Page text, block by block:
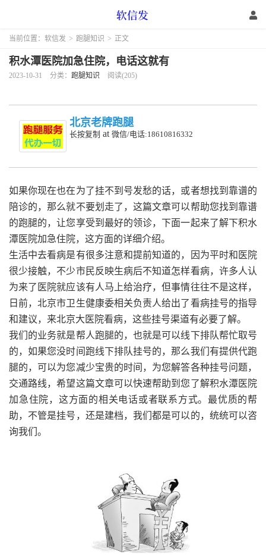
当前位置： 软信发 > 跑腿知识 > 正文
积水潭医院加急住院，电话这就有
2023-10-31 分类： 跑腿知识 阅读(205)
北京老牌跑腿
长按复制 at 微信/电话:18610816332
如果你现在也在为了挂不到号发愁的话，或者想找到靠谱的
陪诊的，那么就不要划走了，这篇文章可以帮助您找到靠谱
的跑腿的，让您享受到最好的领诊，下面一起来了解下积水
潭医院加急住院，这方面的详细介绍。
生活中去看病是有很多注意和提前知道的，因为平时和医院
很少接触，不少市民反映生病后不知道怎样看病，许多人认
为来了医院就应该有人马上给治疗，但事情往往不是这样，
日前，北京市卫生健康委相关负责人给出了看病挂号的指导
和建议，来北京大医院看病，这些挂号渠道有必要了解。
我们的业务就是帮人跑腿的，也就是可以线下排队帮忙取号
的，如果您没时间跑线下排队挂号的，那么我们有提供代跑
腿的，可以为您减少宝贵的时间，为您解答各种挂号问题，
交通路线，希望这篇文章可以快速帮助到您了解积水潭医院
加急住院，这方面的相关电话或者联系方式。 最优质的帮
助，不管是挂号，还是建档，我们都是可以的，统统可以咨
询我们。